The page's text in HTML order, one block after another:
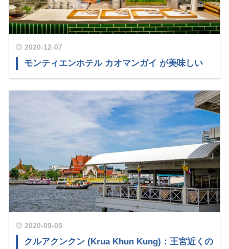
2020-12-07
モンティエンホテル カオマンガイ が美味しい
2020-09-05
クルアクンクン (Krua Khun Kung)：王宮近くの